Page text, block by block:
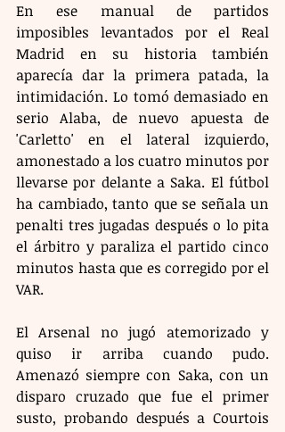
En ese manual de partidos
imposibles levantados por el Real
Madrid en su historia también
aparecía dar la primera patada, la
intimidación. Lo tomó demasiado en
serio Alaba, de nuevo apuesta de
'Carletto' en el lateral izquierdo,
amonestado a los cuatro minutos por
llevarse por delante a Saka. El fútbol
ha cambiado, tanto que se señala un
penalti tres jugadas después o lo pita
el árbitro y paraliza el partido cinco
minutos hasta que es corregido por el
VAR.
El Arsenal no jugó atemorizado y
quiso ir arriba cuando pudo.
Amenazó siempre con Saka, con un
disparo cruzado que fue el primer
susto, probando después a Courtois